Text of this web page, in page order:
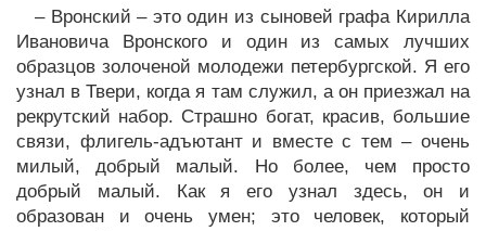
– Вронский – это один из сыновей графа Кирилла
Ивановича Вронского и один из самых лучших
образцов золоченой молодежи петербургской. Я его
узнал в Твери, когда я там служил, а он приезжал на
рекрутский набор. Страшно богат, красив, большие
связи, флигель-адъютант и вместе с тем – очень
милый, добрый малый. Но более, чем просто
добрый малый. Как я его узнал здесь, он и
образован и очень умен; это человек, который